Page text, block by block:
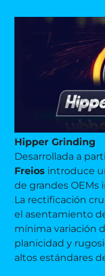
Hipper Grinding
Desarrollada a
Freios introduce
de grandes OEMs
La rectificación
el asentamiento
mínima variación
planicidad y
altos estándares